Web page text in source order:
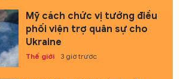
Mỹ cách chức vị tướng điều
phối viện trợ quân sự cho
Ukraine
Thế giới 3 giờ trước